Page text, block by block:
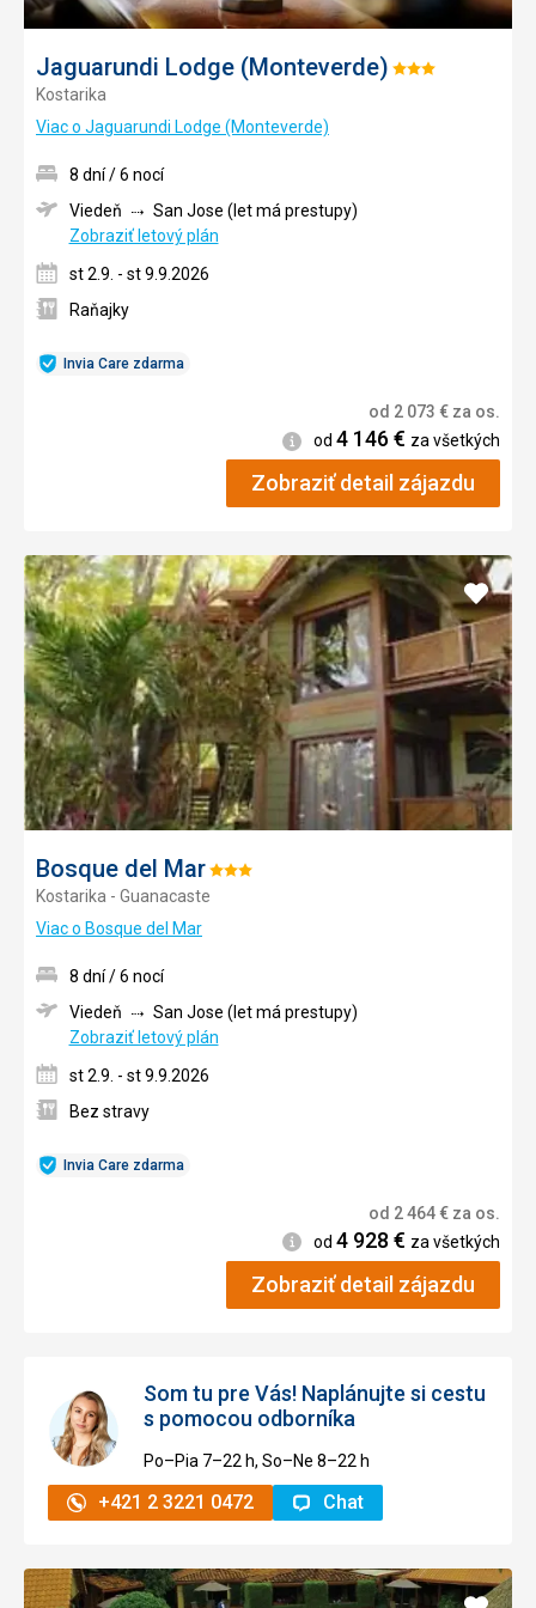
Jaguarundi Lodge (Monteverde) Hodnotenie:
Kostarika
Viac o Jaguarundi Lodge (Monteverde)
Invia Care zdarma
8 dní / 6 nocí
Viedeň
San Jose (let má prestupy)
Zobraziť letový plán
st 2.9. - st 9.9.2026
Raňajky
od 2 073 € za os.
Informácie
od 4 146€ za všetkých
Zobraziť detail zájazdu
Bosque del MarHodnotenie:
3/5
Kostarika - Guanacaste
Viac o Bosque del Mar
Pridať
do
Invia Care zdarma
8 dní / 6 nocí
Viedeň
San Jose (let má prestupy)
Zobraziť letový plán
st 2.9. - st 9.9.2026
Bez stravy
od 2 464€ za os.
Informácie
od 4 928 € za všetkých
Zobraziť detail zájazdu
Som tu pre Vás! Naplánujte si cestu
s pomocou odborníka
Po–Pia 7–⁠⁠⁠⁠⁠⁠22 h, So–Ne 8–⁠⁠⁠⁠⁠⁠22 h
+421 2 3221 0472 Chat
Pridať